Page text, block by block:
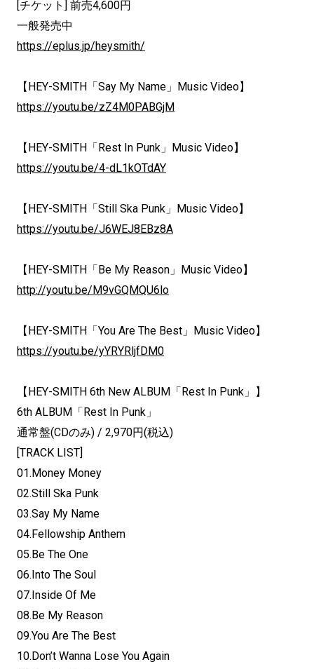
[チケット] 前売4,600円
一般発売中
https://eplus.jp/heysmith/
【HEY-SMITH「Say My Name」Music Video】
https://youtu.be/zZ4M0PABGjM
【HEY-SMITH「Rest In Punk」Music Video】
https://youtu.be/4-dL1kOTdAY
【HEY-SMITH「Still Ska Punk」Music Video】
https://youtu.be/J6WEJ8EBz8A
【HEY-SMITH「Be My Reason」Music Video】
http://youtu.be/M9vGQMQU6lo
【HEY-SMITH「You Are The Best」Music Video】
https://youtu.be/yYRYRljfDM0
【HEY-SMITH 6th New ALBUM「Rest In Punk」】
6th ALBUM「Rest In Punk」
通常盤(CDのみ) / 2,970円(税込)
[TRACK LIST]
01.Money Money
02.Still Ska Punk
03.Say My Name
04.Fellowship Anthem
05.Be The One
06.Into The Soul
07.Inside Of Me
08.Be My Reason
09.You Are The Best
10.Don’t Wanna Lose You Again